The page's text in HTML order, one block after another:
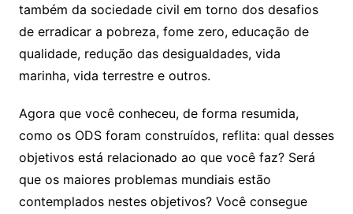
também da sociedade civil em torno dos desafios
de erradicar a pobreza, fome zero, educação de
qualidade, redução das desigualdades, vida
marinha, vida terrestre e outros.
Agora que você conheceu, de forma resumida,
como os ODS foram construídos, reflita: qual desses
objetivos está relacionado ao que você faz? Será
que os maiores problemas mundiais estão
contemplados nestes objetivos? Você consegue